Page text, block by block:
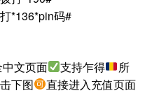
*136*pin码#
文页面 支持乍得
所
下图
直接进入充值页面